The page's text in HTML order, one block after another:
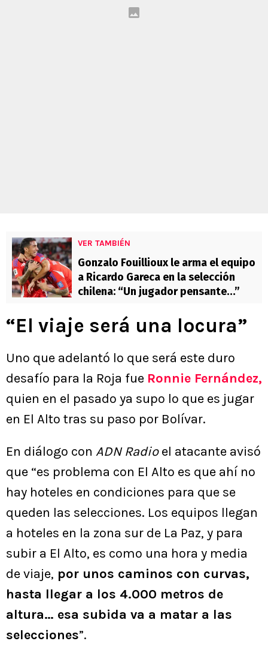
VER TAMBIÉN
Gonzalo Fouillioux le arma el equipo
a Ricardo Gareca en la selección
chilena: “Un jugador pensante…”
“El viaje será una locura”
Uno que adelantó lo que será este duro
desafío para la Roja fue Ronnie Fernández,
quien en el pasado ya supo lo que es jugar
en El Alto tras su paso por Bolívar.
En diálogo con ADN Radioel atacante avisó
que “es problema con El Alto es que ahí no
hay hoteles en condiciones para que se
queden las selecciones. Los equipos llegan
a hoteles en la zona sur de La Paz, y para
subir a El Alto, es como una hora y media
de viaje, por unos caminos con curvas,
hasta llegar a los 4.000 metros de
altura… esa subida va a matar a las
selecciones”.